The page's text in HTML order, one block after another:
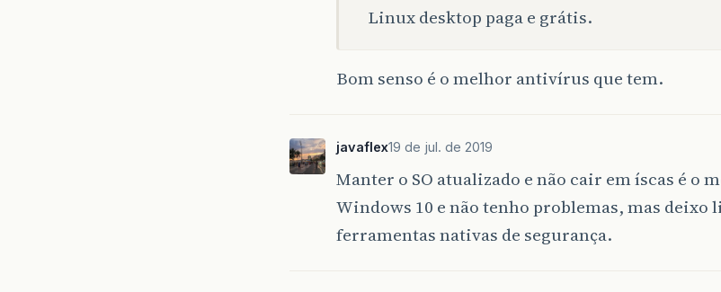
Linux desktop paga e grátis.
Bom senso é o melhor antivírus que tem.
javaflex19 de jul. de 2019
Manter o SO atualizado e não cair em íscas é o
Windows 10 e não tenho problemas, mas deixo
ferramentas nativas de segurança.